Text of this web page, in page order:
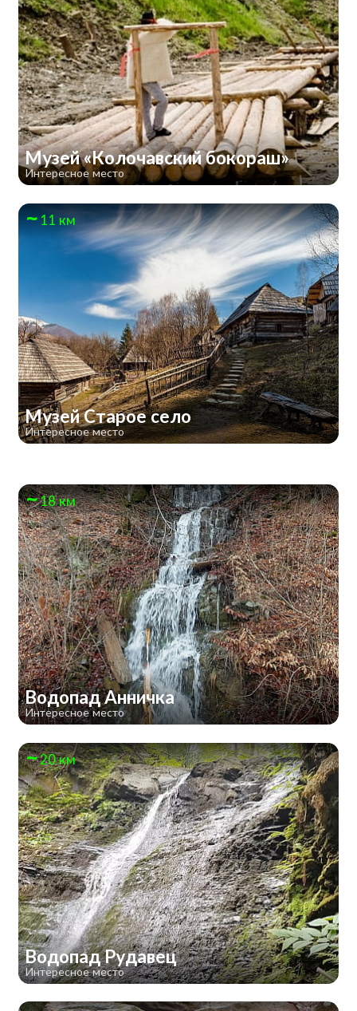
Музей «Колочавский бокораш»
Интересное место
11 км
Музей Старое село
Интересное место
18 км
Водопад Анничка
Интересное место
20 км
Водопад Рудавец
Интересное место